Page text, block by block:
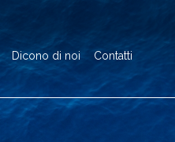
Dicono di noi Contatti